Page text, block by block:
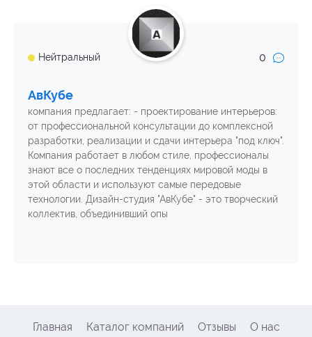
Нейтральный 0
АвКубе
компания предлагает: - проектирование интерьеров:
от профессиональной консультации до комплексной
разработки, реализации и сдачи интерьера "под ключ".
Компания работает в любом стиле, профессионалы
знают все о последних тенденциях мировой моды в
этой области и используют самые передовые
технологии. Дизайн-студия "АвКубе" - это творческий
коллектив, объединивший опы
Главная Каталог компаний Отзывы
О нас